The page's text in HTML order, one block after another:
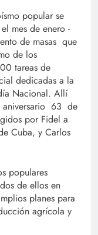
popular se
mes de enero -
de masas que
de los
tareas de
dedicadas a la
Nacional. Allí
aniversario 63 de
por Fidel a
Cuba, y Carlos
populares
de ellos en
planes para
agrícola y